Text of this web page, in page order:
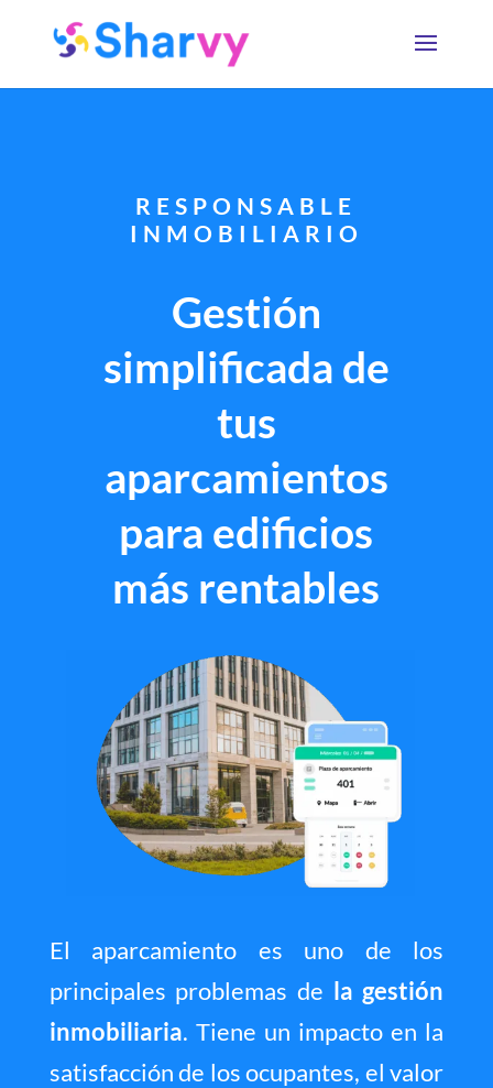
RESPONSABLE
INMOBILIARIO
Gestión
simplificada de
tus
aparcamientos
para edificios
más rentables
El aparcamiento es uno de los
principales problemas de la gestión
inmobiliaria. Tiene un impacto en la
satisfacción de los ocupantes, el valor